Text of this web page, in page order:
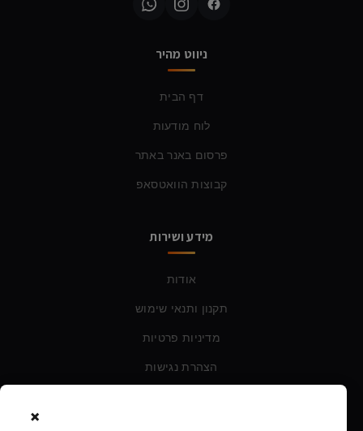
ניווט מהיר
דף הבית
לוח מודעות
פרסום באנר באתר
קבוצות הוואטסאפ
מידע ושירות
אודות
תקנון ותנאי שימוש
מדיניות פרטיות
הצהרת נגישות
×